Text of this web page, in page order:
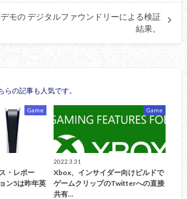
モの デジタルファウンドリーによる検証
結果。
らの記事も人気です。
Game
・レポー
ン5は昨年英
Game
2022.3.31
Xbox、インサイダー向けビルドで
ゲームクリップのTwitterへの直接
共有…